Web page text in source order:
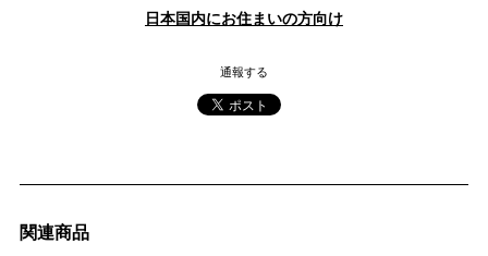
日本国内にお住まいの方向け
通報する
関連商品